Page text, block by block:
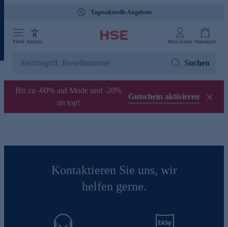
Tagesaktuelle Angebote
Menü Ansicht Mein Konto Warenkorb
Suchen
Bis zu -60% auf Mode und -20%
on top!
Gutschein aktivieren
Kontaktieren Sie uns, wir
helfen gerne.